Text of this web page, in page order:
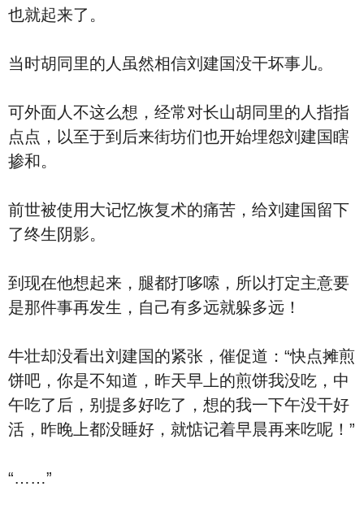
也就起来了。
当时胡同里的人虽然相信刘建国没干坏事儿。
可外面人不这么想，经常对长山胡同里的人指指
点点，以至于到后来街坊们也开始埋怨刘建国瞎
掺和。
前世被使用大记忆恢复术的痛苦，给刘建国留下
了终生阴影。
到现在他想起来，腿都打哆嗦，所以打定主意要
是那件事再发生，自己有多远就躲多远！
牛壮却没看出刘建国的紧张，催促道：“快点摊煎
饼吧，你是不知道，昨天早上的煎饼我没吃，中
午吃了后，别提多好吃了，想的我一下午没干好
活，昨晚上都没睡好，就惦记着早晨再来吃呢！”
“……”